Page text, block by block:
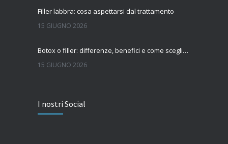
Filler labbra: cosa aspettarsi dal trattamento
15 GIUGNO 2026
Botox o filler: differenze, benefici e come scegliere il trattamento più adatto
15 GIUGNO 2026
7 GIUGNO 2026
I nostri Social